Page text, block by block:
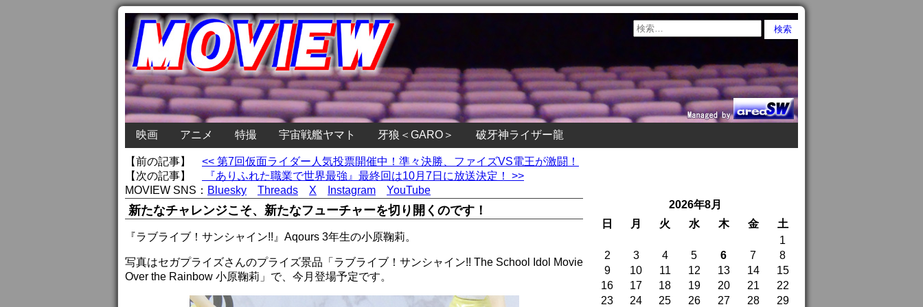
映画 アニメ 特撮 宇宙戦艦ヤマト 牙狼＜GARO＞ 破牙神ライザー龍
【前の記事】 << 第7回仮面ライダー人気投票開催中！準々決勝、ファイズVS電王が激闘！
【次の記事】
『ありふれた職業で世界最強』最終回は10月7日に放送決定！ >>
MOVIEW SNS： Bluesky Threads X Instagram YouTube
新たなチャレンジこそ、新たなフューチャーを切り開くのです！
『ラブライブ！サンシャイン!!』Aqours 3年生の小原鞠莉。
写真はセガプライズさんのプライズ景品「ラブライブ！サンシャイン!! The School Idol Movie
Over the Rainbow 小原鞠莉」で、今月登場予定です。
2026年8月
日
月 火 水 木 金
土
1
2
3 4 5 6 7
8
9
10 11 12 13 14
15
16
17 18 19 20 21
22
23
24 25 26 27 28 29